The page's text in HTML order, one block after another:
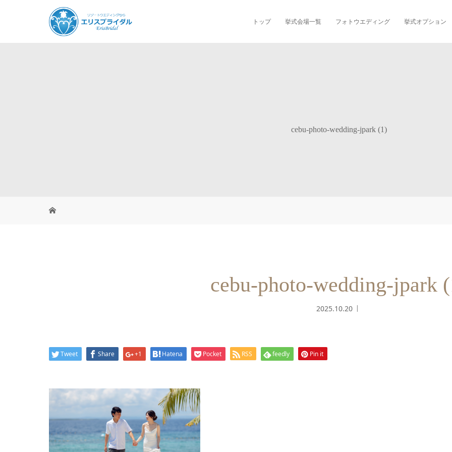
トップ 挙式会場一覧 フォトウエディング 挙式オプション
cebu-photo-wedding-jpark (1)
cebu-photo-wedding-jpark
2025.10.20
Tweet Share +1 Hatena Pocket RSS feedly Pin it